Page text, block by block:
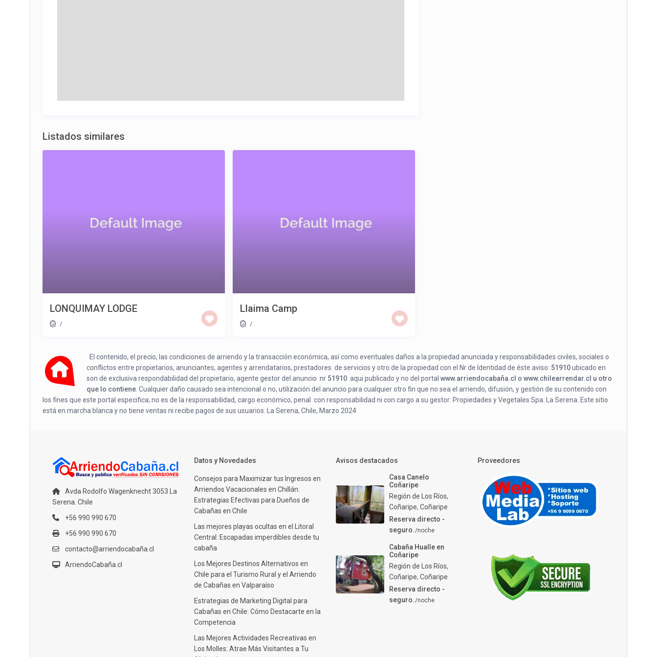
Listados similares
LONQUIMAY LODGE
/
Llaima Camp
/
El contenido, el precio, las condiciones de arriendo y la transacción económica, así como eventuales daños a la propiedad anunciada y responsabilidades civiles, sociales o
conflictos entre propietarios, anunciantes, agentes y arrendatarios, prestadores de servicios y otro de la propiedad con el Nr de Identidad de éste aviso: 51910ubicado en
son de exclusiva respondabilidad del propietario, agente gestor del anuncio nr 51910 aqui publicado y no del portal www.arriendocabaña.cl o www.chilearrendar.cl u otro
que lo contiene . Cualquier daño causado sea intencional o no, utilización del anuncio para cualquier otro fin que no sea el arriendo, difusión, y gestión de su contenido con
los fines que este portal especifica; no es de la responsabilidad, cargo económico, penal con responsabilidad ni con cargo a su gestor: Propiedades y Vegetales Spa. La Serena. Este sitio
está en marcha blanca y no tiene ventas ni recibe pagos de sus usuarios. La Serena, Chile, Marzo 2024
Avda Rodolfo Wagenknecht 3053 La
Serena. Chile
+56 990 990 670
+56 990 990 670
contacto@arriendocabaña.cl
ArriendoCabaña.cl
Datos y Novedades
Consejos para Maximizar tus Ingresos en
Arriendos Vacacionales en Chillán:
Estrategias Efectivas para Dueños de
Cabañas en Chile
Las mejores playas ocultas en el Litoral
Central: Escapadas imperdibles desde tu
cabaña
Los Mejores Destinos Alternativos en
Chile para el Turismo Rural y el Arriendo
de Cabañas en Valparaíso
Estrategias de Marketing Digital para
Cabañas en Chile: Cómo Destacarte en la
Competencia
Las Mejores Actividades Recreativas en
Los Molles: Atrae Más Visitantes a Tu
Avisos destacados
Casa Canelo
Coñaripe
Región de Los Ríos,
Coñaripe,Coñaripe
Reserva directo -
seguro./noche
Cabaña Hualle en
Coñaripe
Región de Los Ríos,
Coñaripe,Coñaripe
Reserva directo -
seguro./noche
Proveedores